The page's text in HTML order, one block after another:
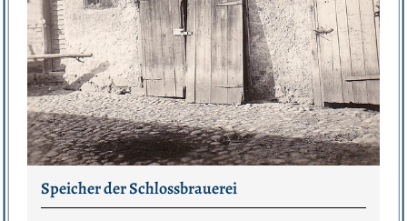
Speicher der Schlossbrauerei